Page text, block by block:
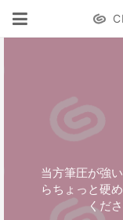
当方筆圧が強
らちょっと硬
くだ